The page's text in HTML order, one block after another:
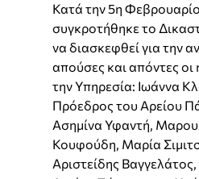
Κατά την 5η
συγκροτήθηκε το
να διασκεφθεί για την
απούσες και απόντες
την Υπηρεσία: Ιωάννα
Πρόεδρος του Αρείου
Ασημίνα Υφαντή,
Κουφούδη, Μαρία
Αριστείδης